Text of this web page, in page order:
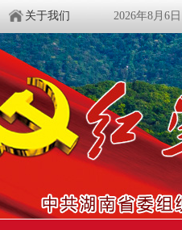
关于我们 2026年8月6